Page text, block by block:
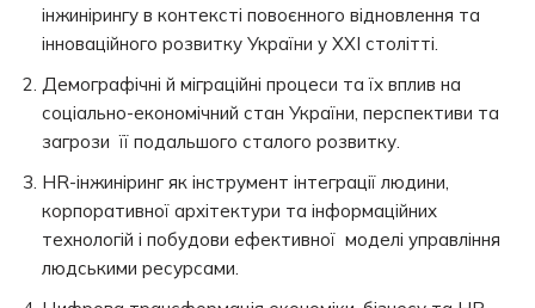
інжинірингу в контексті повоєнного відновлення та
інноваційного розвитку України у XXI столітті.
Демографічні й міграційні процеси та їх вплив на
соціально-економічний стан України, перспективи та
загрози її подальшого сталого розвитку.
HR-інжиніринг як інструмент інтеграції людини,
корпоративної архітектури та інформаційних
технологій і побудови ефективної моделі управління
людськими ресурсами.